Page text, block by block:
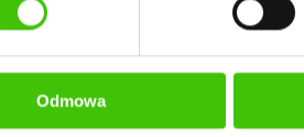
Odmowa
marketingu może znacznie
przykładom automatyzacji w